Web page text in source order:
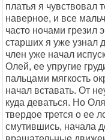
платья я чувствовал
наверное, и все
часто ночами грезил
старших я уже узнал
член уже начал
Олей, ее упругие
пальцами мягкость
начал вставать. От
куда деваться. Но
твердое трется о ее
смутившись, начала